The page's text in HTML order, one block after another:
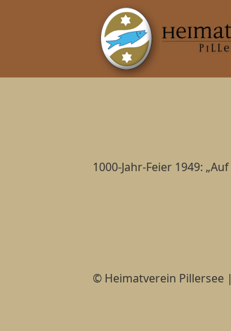
1000-Jahr-Feier 1949:
© Heimatverein Pillersee |